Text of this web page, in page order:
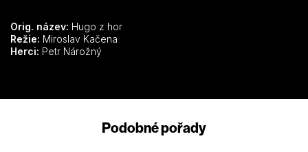
Orig. název: Hugo z hor
Režie: Miroslav Kačena
Herci: Petr Nárožný
Podobné pořady